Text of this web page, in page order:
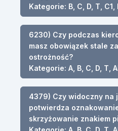
Kategorie: B, C, D, T, C1,
6230) Czy podczas
masz obowiązek stale
ostrożność?
Kategorie: A, B, C, D, T,
4379) Czy widoczny na
potwierdza
skrzyżowanie znakiem